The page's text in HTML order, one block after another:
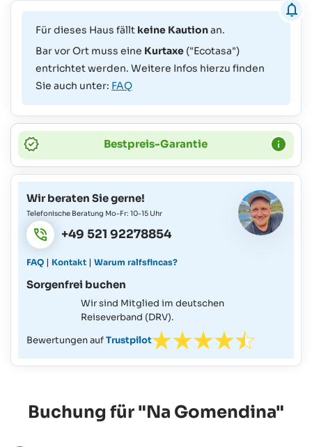
Für dieses Haus fällt keine Kautionan.
Bar vor Ort muss eine Kurtaxe ("Ecotasa")
entrichtet werden. Weitere Infos hierzu finden
Sie auch unter: FAQ
Bestpreis-Garantie
Wir beraten Sie gerne!
Telefonische Beratung Mo-Fr: 10-15 Uhr
+49 521 92278854
FAQ | Kontakt | Warum ralfsfincas?
Sorgenfrei buchen
Wir sind Mitglied im deutschen
Reiseverband (DRV).
Bewertungen aufTrustpilot
Buchung für "Na Gomendina"